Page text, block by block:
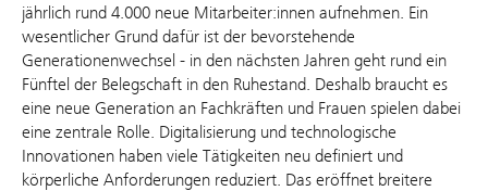
jährlich rund 4.000 neue Mitarbeiter:innen aufnehmen. Ein
wesentlicher Grund dafür ist der bevorstehende
Generationenwechsel - in den nächsten Jahren geht rund ein
Fünftel der Belegschaft in den Ruhestand. Deshalb braucht es
eine neue Generation an Fachkräften und Frauen spielen dabei
eine zentrale Rolle. Digitalisierung und technologische
Innovationen haben viele Tätigkeiten neu definiert und
körperliche Anforderungen reduziert. Das eröffnet breitere